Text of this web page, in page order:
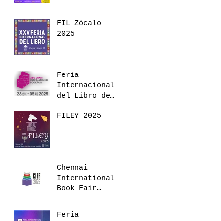
2025
FIL Zócalo
2025
Feria
Internacional
del Libro de
FILEY 2025
Chennai
International
Book Fair
Tamil Nadu.
Feria